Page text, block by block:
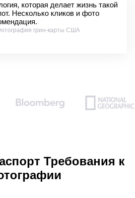
которая делает жизнь такой
Несколько кликов и фото
грин-карты США
Требования к